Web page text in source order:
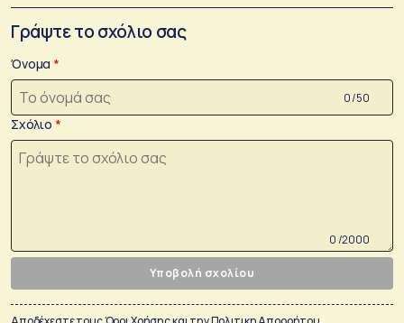
Γράψτε το σχόλιο σας
Όνομα
0 /50
Σχόλιο
0 /2000
Υποβολή σχολίου